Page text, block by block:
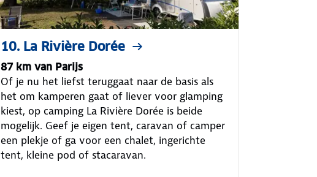
10. La Rivière Dorée
87 km van Parijs
Of je nu het liefst teruggaat naar de basis als
het om kamperen gaat of liever voor glamping
kiest, op camping La Rivière Dorée is beide
mogelijk. Geef je eigen tent, caravan of camper
een plekje of ga voor een chalet, ingerichte
tent, kleine pod of stacaravan.